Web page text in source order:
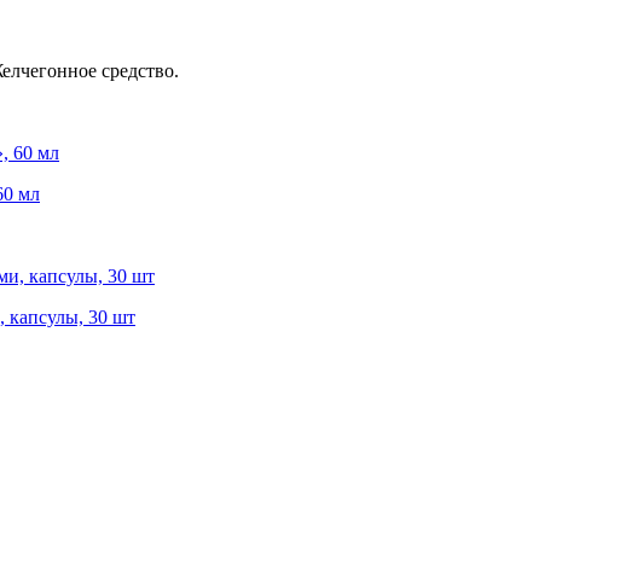
средство.
мл
капсулы, 30 шт